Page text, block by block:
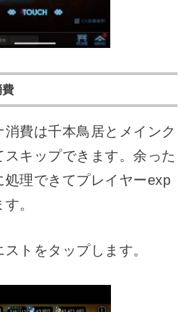
消費は千本鳥居とメインク
キップできます。余った
処理できてプレイヤーexp
。
トをタップします。